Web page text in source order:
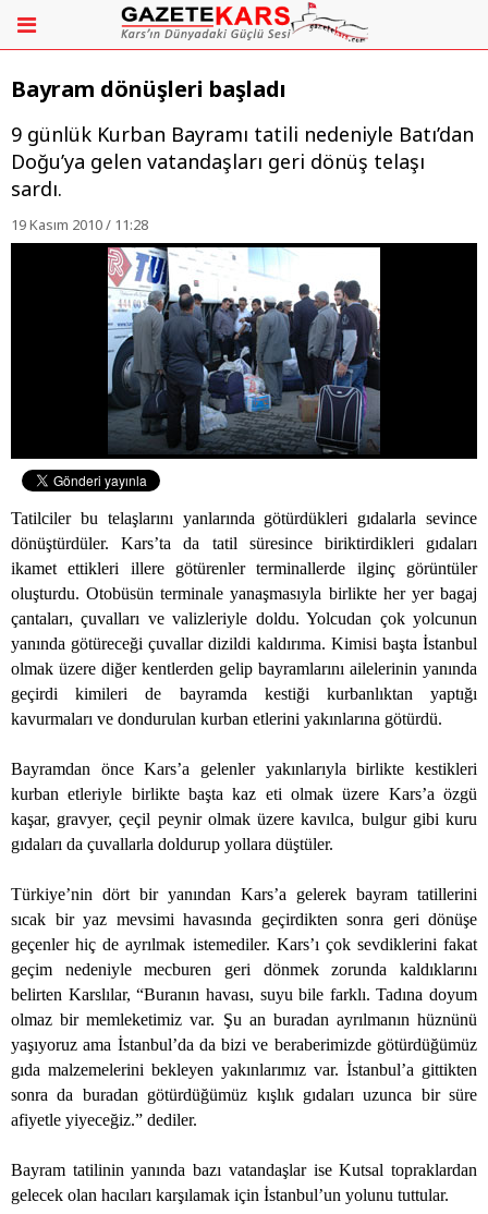
Bayram dönüşleri başladı
9 günlük Kurban Bayramı tatili nedeniyle Batı’dan
Doğu’ya gelen vatandaşları geri dönüş telaşı
sardı.
19 Kasım 2010 / 11:28
Tatilciler bu telaşlarını yanlarında götürdükleri gıdalarla sevince
dönüştürdüler. Kars’ta da tatil süresince biriktirdikleri gıdaları
ikamet ettikleri illere götürenler terminallerde ilginç görüntüler
oluşturdu. Otobüsün terminale yanaşmasıyla birlikte her yer bagaj
çantaları, çuvalları ve valizleriyle doldu. Yolcudan çok yolcunun
yanında götüreceği çuvallar dizildi kaldırıma. Kimisi başta İstanbul
olmak üzere diğer kentlerden gelip bayramlarını ailelerinin yanında
geçirdi kimileri de bayramda kestiği kurbanlıktan yaptığı
kavurmaları ve dondurulan kurban etlerini yakınlarına götürdü.
Bayramdan önce Kars’a gelenler yakınlarıyla birlikte kestikleri
kurban etleriyle birlikte başta kaz eti olmak üzere Kars’a özgü
kaşar, gravyer, çeçil peynir olmak üzere kavılca, bulgur gibi kuru
gıdaları da çuvallarla doldurup yollara düştüler.
Türkiye’nin dört bir yanından Kars’a gelerek bayram tatillerini
sıcak bir yaz mevsimi havasında geçirdikten sonra geri dönüşe
geçenler hiç de ayrılmak istemediler. Kars’ı çok sevdiklerini fakat
geçim nedeniyle mecburen geri dönmek zorunda kaldıklarını
belirten Karslılar, “Buranın havası, suyu bile farklı. Tadına doyum
olmaz bir memleketimiz var. Şu an buradan ayrılmanın hüznünü
yaşıyoruz ama İstanbul’da da bizi ve beraberimizde götürdüğümüz
gıda malzemelerini bekleyen yakınlarımız var. İstanbul’a gittikten
sonra da buradan götürdüğümüz kışlık gıdaları uzunca bir süre
afiyetle yiyeceğiz.” dediler.
Bayram tatilinin yanında bazı vatandaşlar ise Kutsal topraklardan
gelecek olan hacıları karşılamak için İstanbul’un yolunu tuttular.